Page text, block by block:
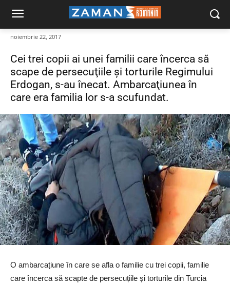
noiembrie 22, 2017
Cei trei copii ai unei familii care încerca să
scape de persecuţiile şi torturile Regimului
Erdogan, s-au înecat. Ambarcaţiunea în
care era familia lor s-a scufundat.
O ambarcațiune în care se afla o familie cu trei copii, familie
care încerca să scapte de persecuțiile și torturile din Turcia